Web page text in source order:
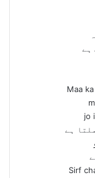
ہے
Maa
jo
ہے
Sirf